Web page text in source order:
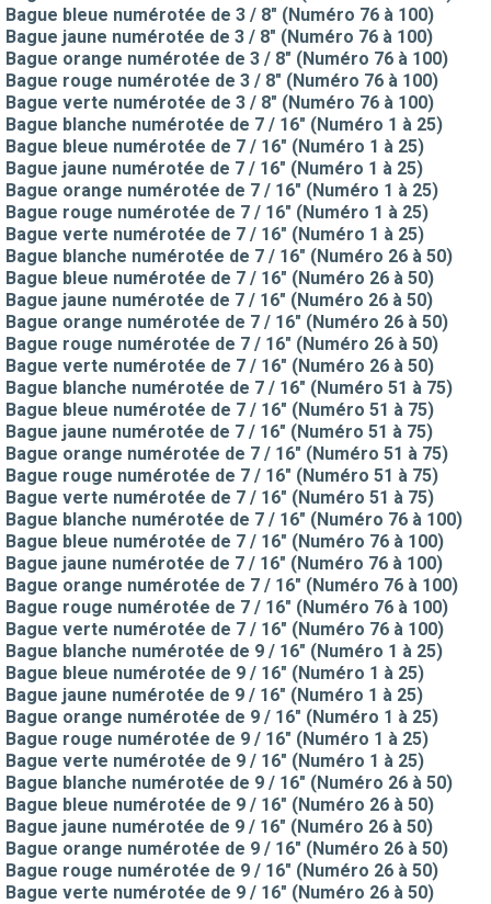
Bague bleue numérotée de 3 / 8" (Numéro 76 à 100)
Bague jaune numérotée de 3 / 8" (Numéro 76 à 100)
Bague orange numérotée de 3 / 8" (Numéro 76 à 100)
Bague rouge numérotée de 3 / 8" (Numéro 76 à 100)
Bague verte numérotée de 3 / 8" (Numéro 76 à 100)
Bague blanche numérotée de 7 / 16" (Numéro 1 à 25)
Bague bleue numérotée de 7 / 16" (Numéro 1 à 25)
Bague jaune numérotée de 7 / 16" (Numéro 1 à 25)
Bague orange numérotée de 7 / 16" (Numéro 1 à 25)
Bague rouge numérotée de 7 / 16" (Numéro 1 à 25)
Bague verte numérotée de 7 / 16" (Numéro 1 à 25)
Bague blanche numérotée de 7 / 16" (Numéro 26 à 50)
Bague bleue numérotée de 7 / 16" (Numéro 26 à 50)
Bague jaune numérotée de 7 / 16" (Numéro 26 à 50)
Bague orange numérotée de 7 / 16" (Numéro 26 à 50)
Bague rouge numérotée de 7 / 16" (Numéro 26 à 50)
Bague verte numérotée de 7 / 16" (Numéro 26 à 50)
Bague blanche numérotée de 7 / 16" (Numéro 51 à 75)
Bague bleue numérotée de 7 / 16" (Numéro 51 à 75)
Bague jaune numérotée de 7 / 16" (Numéro 51 à 75)
Bague orange numérotée de 7 / 16" (Numéro 51 à 75)
Bague rouge numérotée de 7 / 16" (Numéro 51 à 75)
Bague verte numérotée de 7 / 16" (Numéro 51 à 75)
Bague blanche numérotée de 7 / 16" (Numéro 76 à 100)
Bague bleue numérotée de 7 / 16" (Numéro 76 à 100)
Bague jaune numérotée de 7 / 16" (Numéro 76 à 100)
Bague orange numérotée de 7 / 16" (Numéro 76 à 100)
Bague rouge numérotée de 7 / 16" (Numéro 76 à 100)
Bague verte numérotée de 7 / 16" (Numéro 76 à 100)
Bague blanche numérotée de 9 / 16" (Numéro 1 à 25)
Bague bleue numérotée de 9 / 16" (Numéro 1 à 25)
Bague jaune numérotée de 9 / 16" (Numéro 1 à 25)
Bague orange numérotée de 9 / 16" (Numéro 1 à 25)
Bague rouge numérotée de 9 / 16" (Numéro 1 à 25)
Bague verte numérotée de 9 / 16" (Numéro 1 à 25)
Bague blanche numérotée de 9 / 16" (Numéro 26 à 50)
Bague bleue numérotée de 9 / 16" (Numéro 26 à 50)
Bague jaune numérotée de 9 / 16" (Numéro 26 à 50)
Bague orange numérotée de 9 / 16" (Numéro 26 à 50)
Bague rouge numérotée de 9 / 16" (Numéro 26 à 50)
Bague verte numérotée de 9 / 16" (Numéro 26 à 50)